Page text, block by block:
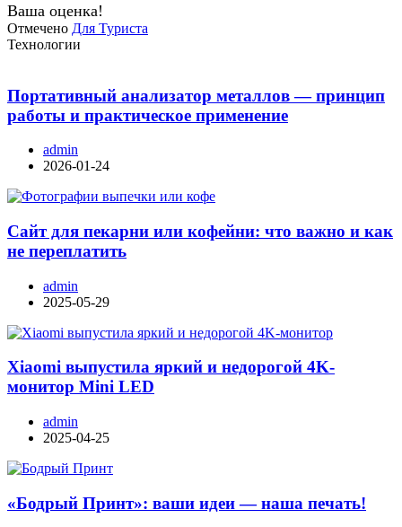
Ваша оценка!
Отмечено Для Туриста
Технологии
Портативный анализатор металлов — принцип
работы и практическое применение
admin
2026-01-24
Сайт для пекарни или кофейни: что важно и как
не переплатить
admin
2025-05-29
Xiaomi выпустила яркий и недорогой 4K-
монитор Mini LED
admin
2025-04-25
«Бодрый Принт»: ваши идеи — наша печать!